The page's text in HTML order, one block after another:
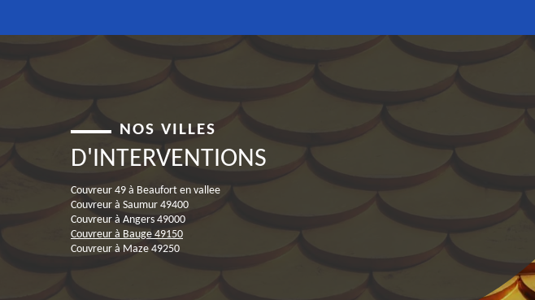
NOS VILLES
D'INTERVENTIONS
Couvreur 49 à Beaufort en vallee
Couvreur à Saumur 49400
Couvreur à Angers 49000
Couvreur à Bauge 49150
Couvreur à Maze 49250